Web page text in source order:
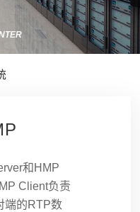
和HMP
Client负责
端的RTP数